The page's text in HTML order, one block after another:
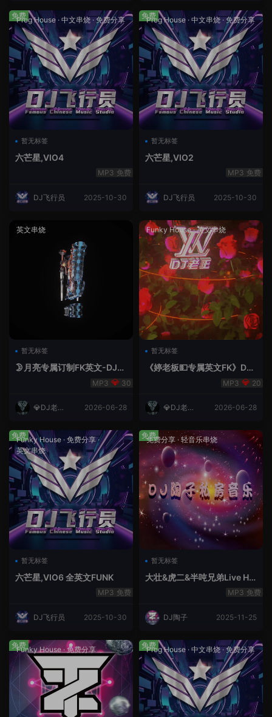
Prog House · 中文串烧·免费分享
暂无标签
六芒星,VIO4
免费
DJ飞行员 2025-10-30
免费 Prog House · 中文串烧·免费分享
暂无标签
六芒星,VIO2
免费
DJ飞行员 2025-10-30
免费
英文串烧
暂无标签
🌛月亮专属订制FK英文-DJ老
30
💎DJ老王
2026-06-28
Funky House·英文串烧
暂无标签
《婷老板💵专属英文FK》DJ
20
💎DJ老王
2026-06-28
Funky House · 免费分享·
英文串烧
暂无标签
六芒星,VIO6 全英文FUNK
免费
DJ飞行员 2025-10-30
免费 免费分享 ·轻音乐串烧
暂无标签
大壮&虎二&半吨兄弟Live Ho
免费
DJ陶子 2025-11-25
免费
Funky House·免费分享
免费 Prog House · 中文串烧·免费分享
免费